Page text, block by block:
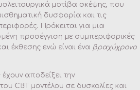
μοτίβα σκέψης, που
δυσφορία και τις
Πρόκειται για μια
προσέγγιση με συμπεριφορικές
έκθεσης ενώ είναι ένα βραχύχρονο
αποδείξει την
CBT μοντέλου σε δυσκολίες και